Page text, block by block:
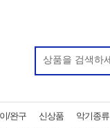
/완구 신상품 악기종류